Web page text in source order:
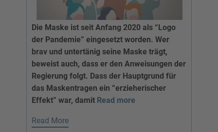
Die Maske ist seit Anfang 2020 als “Logo
der Pandemie” eingesetzt worden. Wer
brav und untertänig seine Maske trägt,
beweist auch, dass er den Anweisungen der
Regierung folgt. Dass der Hauptgrund für
das Maskentragen ein “erzieherischer
Effekt” war, damit Read more
Read More